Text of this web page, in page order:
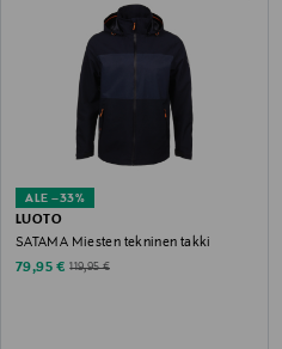
ALE –33%
LUOTO
SATAMA Miesten tekninen takki
Discounted Price
79,95 € Original Price
119,95 €